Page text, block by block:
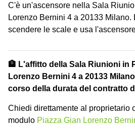
C'è un'ascensore nella Sala
Lorenzo Bernini 4 a 20133 Milano.
scendere le scale e usa
🏦 L'affitto della Sala Riunioni in
Lorenzo Bernini 4 a 20133
corso della durata del contratto
Chiedi direttamente al proprietario
modulo Piazza Gian Lorenzo